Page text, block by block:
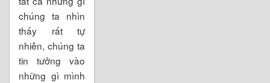
chúng ta nhìn
thấy rất tự
nhiên, chúng ta
tin tưởng vào
những gì mình